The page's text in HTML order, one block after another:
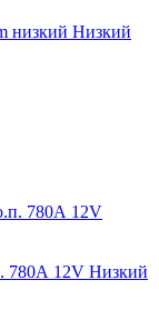
низкий Низкий
780А 12V Низкий